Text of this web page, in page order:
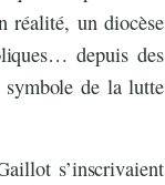
réalité, un diocèse
depuis des
symbole de la lutte
s’inscrivaient